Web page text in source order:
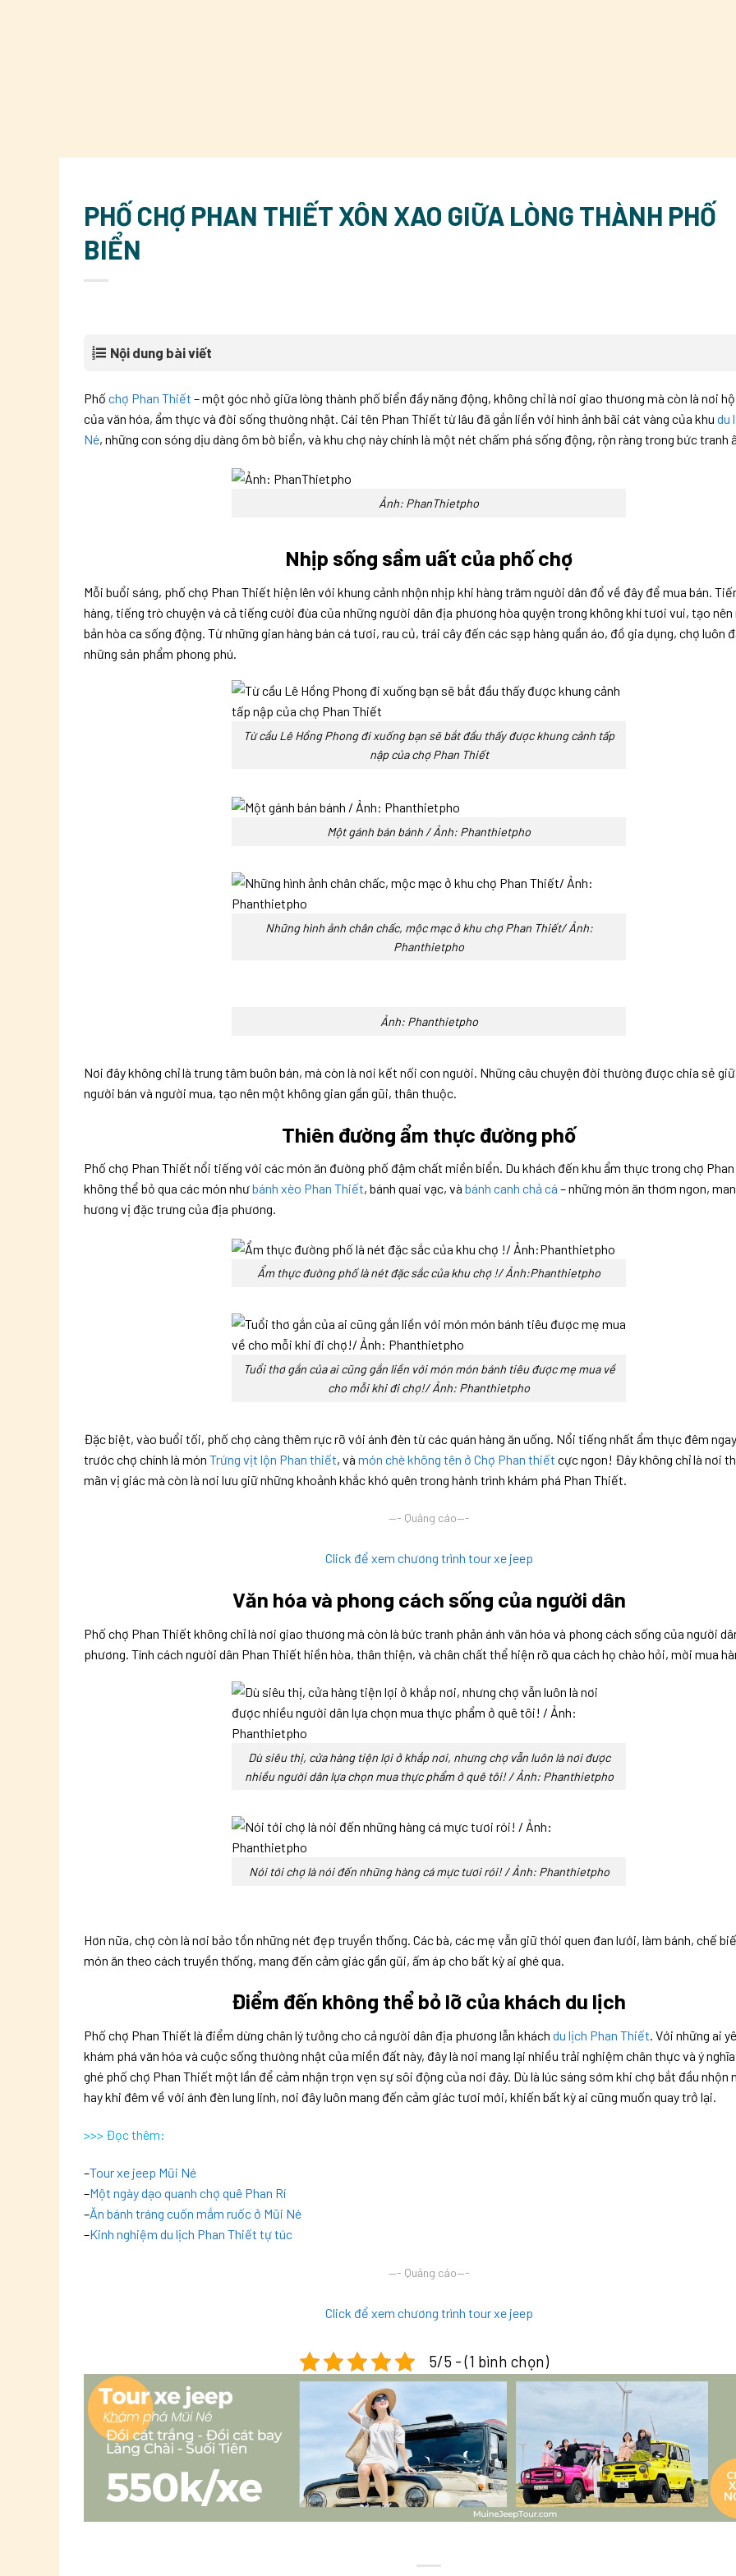
PHỐ CHỢ PHAN THIẾT XÔN XAO GIỮA LÒNG THÀNH PHỐ
BIỂN
Nội dung bài viết
Phố chợ Phan Thiết – một góc nhỏ giữa lòng thành phố biển đầy năng động, không chỉ là nơi giao thương mà còn là nơi
của văn hóa, ẩm thực và đời sống thường nhật. Cái tên Phan Thiết từ lâu đã gắn liền với hình ảnh bãi cát vàng của khu du
Né, những con sóng dịu dàng ôm bờ biển, và khu chợ này chính là một nét chấm phá sống động, rộn ràng trong bức tranh
Ảnh: PhanThietpho
Nhịp sống sầm uất của phố chợ
Mỗi buổi sáng, phố chợ Phan Thiết hiện lên với khung cảnh nhộn nhịp khi hàng trăm người dân đổ về đây để mua bán.
hàng, tiếng trò chuyện và cả tiếng cười đùa của những người dân địa phương hòa quyện trong không khí tươi vui, tạo
bản hòa ca sống động. Từ những gian hàng bán cá tươi, rau củ, trái cây đến các sạp hàng quần áo, đồ gia dụng, chợ luôn
những sản phẩm phong phú.
Từ cầu Lê Hồng Phong đi xuống bạn sẽ bắt đầu thấy được khung cảnh tấp
nập của chợ Phan Thiết
Một gánh bán bánh / Ảnh: Phanthietpho
Những hình ảnh chân chấc, mộc mạc ở khu chợ Phan Thiết/ Ảnh:
Phanthietpho
Ảnh: Phanthietpho
Nơi đây không chỉ là trung tâm buôn bán, mà còn là nơi kết nối con người. Những câu chuyện đời thường được chia sẻ
người bán và người mua, tạo nên một không gian gần gũi, thân thuộc.
Thiên đường ẩm thực đường phố
Phố chợ Phan Thiết nổi tiếng với các món ăn đường phố đậm chất miền biển. Du khách đến khu ẩm thực trong chợ
không thể bỏ qua các món nhưbánh xèo Phan Thiết, bánh quai vạc, và bánh canh chả cá – những món ăn thơm ngon,
hương vị đặc trưng của địa phương.
Ẩm thực đường phố là nét đặc sắc của khu chợ !/ Ảnh:Phanthietpho
Tuổi thơ gắn của ai cũng gắn liền với món món bánh tiêu được mẹ mua về
cho mỗi khi đi chợ!/ Ảnh: Phanthietpho
Đặc biệt, vào buổi tối, phố chợ càng thêm rực rỡ với ánh đèn từ các quán hàng ăn uống. Nổi tiếng nhất ẩm thực đêm
trước chợ chính là món Trứng vịt lộn Phan thiết, và món chè không tên ở Chợ Phan thiết cực ngon! Đây không chỉ là nơi
mãn vị giác mà còn là nơi lưu giữ những khoảnh khắc khó quên trong hành trình khám phá Phan Thiết.
—- Quảng cáo—-
Click để xem chương trình tour xe jeep
Văn hóa và phong cách sống của người dân
Phố chợ Phan Thiết không chỉ là nơi giao thương mà còn là bức tranh phản ánh văn hóa và phong cách sống của người
phương. Tính cách người dân Phan Thiết hiền hòa, thân thiện, và chân chất thể hiện rõ qua cách họ chào hỏi, mời mua
Dù siêu thị, cửa hàng tiện lợi ở khắp nơi, nhưng chợ vẫn luôn là nơi được
nhiều người dân lựa chọn mua thực phẩm ở quê tôi! / Ảnh: Phanthietpho
Nói tới chợ là nói đến những hàng cá mực tươi rói! / Ảnh: Phanthietpho
Hơn nữa, chợ còn là nơi bảo tồn những nét đẹp truyền thống. Các bà, các mẹ vẫn giữ thói quen đan lưới, làm bánh, chế
món ăn theo cách truyền thống, mang đến cảm giác gần gũi, ấm áp cho bất kỳ ai ghé qua.
Điểm đến không thể bỏ lỡ của khách du lịch
Phố chợ Phan Thiết là điểm dừng chân lý tưởng cho cả người dân địa phương lẫn khách du lịch Phan Thiết. Với những ai
khám phá văn hóa và cuộc sống thường nhật của miền đất này, đây là nơi mang lại nhiều trải nghiệm chân thực và ý
ghé phố chợ Phan Thiết một lần để cảm nhận trọn vẹn sự sôi động của nơi đây. Dù là lúc sáng sớm khi chợ bắt đầu nhộn
hay khi đêm về với ánh đèn lung linh, nơi đây luôn mang đến cảm giác tươi mới, khiến bất kỳ ai cũng muốn quay trở lại.
>>> Đọc thêm:
–Tour xe jeep Mũi Né
–Một ngày dạo quanh chợ quê Phan Rí
–Ăn bánh tráng cuốn mắm ruốc ở Mũi Né
–Kinh nghiệm du lịch Phan Thiết tự túc
—- Quảng cáo—-
Click để xem chương trình tour xe jeep
5/5 - (1 bình chọn)